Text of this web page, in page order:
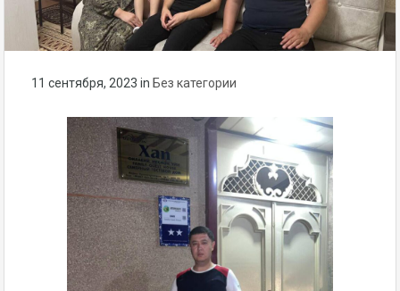
11 сентября, 2023 in Без категории